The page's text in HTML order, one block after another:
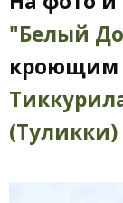
"Белый
кроющим
(Туликки)